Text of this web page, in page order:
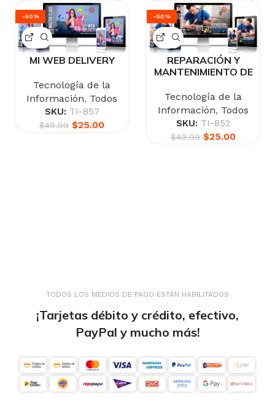
-50%
MI WEB DELIVERY
Tecnología de la
Información, Todos
SKU: TI-857
$49.99 $25.00
-50%
REPARACIÓN Y
MANTENIMIENTO DE
Tecnología de la
Información, Todos
SKU: TI-852
$49.99 $25.00
TODOS LOS MEDIOS DE PAGO ESTÁN HABILITADOS
¡Tarjetas débito y crédito, efectivo,
PayPal y mucho más!